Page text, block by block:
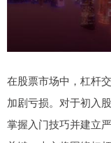
在股票市场中，杠杆
加剧亏损。对于初入
掌握入门技巧并建立